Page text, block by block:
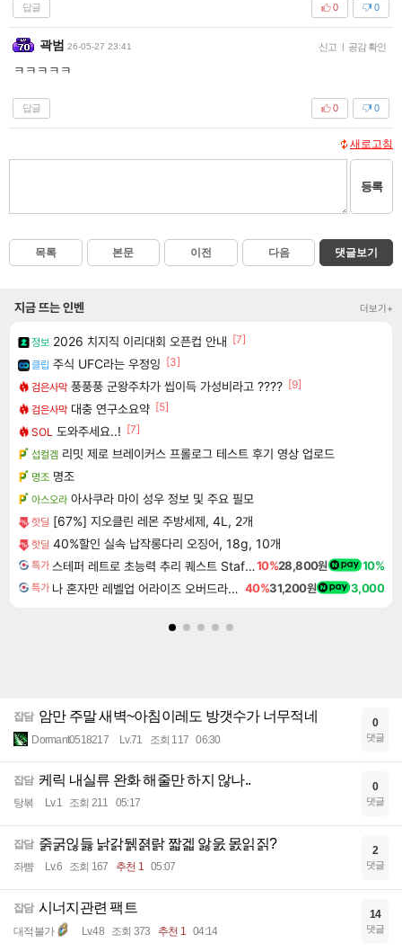
답글 0
0
곽범 26-05-27 23:41 신고 | 공감 확인
ㅋㅋㅋㅋㅋ
답글 0
0
새로고침
등록
목록 본문 이전 다음 댓글보기
지금 뜨는 인벤 더보기+
정보 2026 치지직 이리대회 오픈컵 안내 [7]
클립 주식 UFC라는 우정잉 [3]
검은사막 풍풍풍 군왕주차가 씹이득 가성비라고 ???? [9]
검은사막 대충 연구소요약 [5]
SOL 도와주세요..! [7]
섭컬겜 리밋 제로 브레이커스 프롤로그 테스트 후기 영상 업로드
명조 명조
아스오라 아사쿠라 마이 성우 정보 및 주요 필모
핫딜 [67%] 지오클린 레몬 주방세제, 4L, 2개
핫딜 40%할인 실속 납작롱다리 오징어, 18g, 10개
특가 스테퍼 레트로 초능력 추리 퀘스트 Staffer Retro A Supernatural Mystery Quest10%28,800원 10%
특가 나 혼자만 레벨업 어라이즈 오버드라이브 디럭스 에디션 Solo Leveling Arise Overdrive Deluxe Edition 40%31,200원 3,000
잡담 암만 주말 새벽~아침이레도 방갯수가 너무적네
Dormant0518217 Lv.71 조회 117 06:30
0
댓글
잡담 케릭 내실류 완화 해줄만 하지 않나..
탕볶 Lv.1 조회 211 05:17
0
댓글
잡담 줅굵읺듫 낡갉뒑졁랅 짧겗 앓욼 몴읽짉?
좌뺨 Lv.6 조회 167 추천 1 05:07
2
댓글
잡담 시너지관련 팩트
대적불가 Lv.48 조회 373 추천 1 04:14
14
댓글